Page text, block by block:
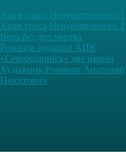
Храм спаса Нерукотворного 1
Храм спаса Нерукотворного 2
Вера без дел мертва
Романов подарил АПК
«Северодвинск» две иконы
Художник Романов Анатолий
Никитович